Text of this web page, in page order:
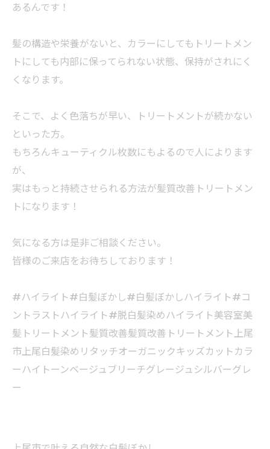
あるんです！
髪の構造や栄養がないと、カラーにしてもトリートメン
トにしても内部に保ってられない状態、保持がされにく
くなります。
そこで、よく色落ちが早い、トリートメントが続かない
といった方。
もちろんキューティクル枚数にもよるので人によります
が、
実はもっと持続させられる方法が髪質改善トリートメン
トになります！
気になる方は是非ご相談ください。
皆様のご来店をお待ちしております！
#ハイライト#白髪ぼかし#白髪ぼかしハイライト#コ
ントラストハイライト#脱白髪染めハイライト美容室美
髪トリートメント髪質改善髪質改善トリートメント上尾
市上尾白髪染めリタッチオーガニックキッズカットカラ
ーハイトーンベージュブリーチグレージュシルバーグレ
ー